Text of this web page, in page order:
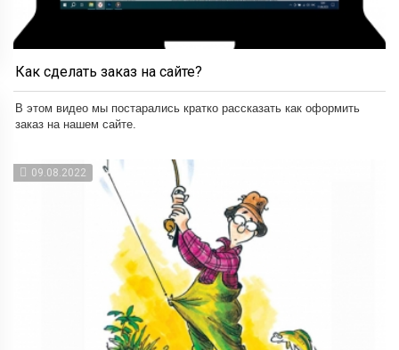
Как сделать заказ на сайте?
В этом видео мы постарались кратко рассказать как оформить
заказ на нашем сайте.
09.08.2022